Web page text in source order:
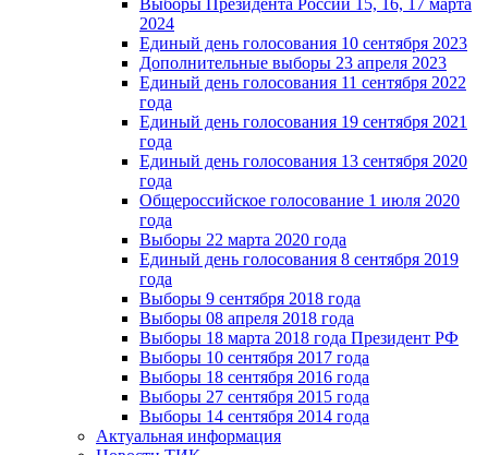
Выборы Президента России 15, 16, 17 марта
2024
Единый день голосования 10 сентября 2023
Дополнительные выборы 23 апреля 2023
Единый день голосования 11 сентября 2022
года
Единый день голосования 19 сентября 2021
года
Единый день голосования 13 сентября 2020
года
Общероссийское голосование 1 июля 2020
года
Выборы 22 марта 2020 года
Единый день голосования 8 сентября 2019
года
Выборы 9 сентября 2018 года
Выборы 08 апреля 2018 года
Выборы 18 марта 2018 года Президент РФ
Выборы 10 сентября 2017 года
Выборы 18 сентября 2016 года
Выборы 27 сентября 2015 года
Выборы 14 сентября 2014 года
Актуальная информация